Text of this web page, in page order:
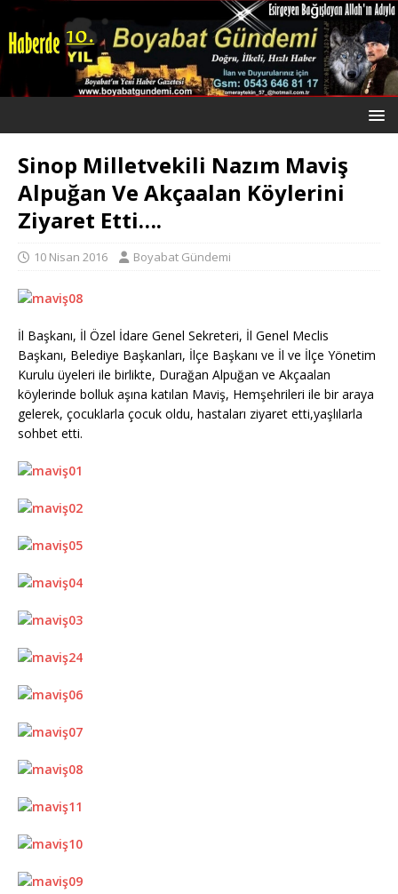
Sinop Milletvekili Nazım Maviş
Alpuğan Ve Akçaalan Köylerini
Ziyaret Etti….
10 Nisan 2016 Boyabat Gündemi
İl Başkanı, İl Özel İdare Genel Sekreteri, İl Genel Meclis
Başkanı, Belediye Başkanları, İlçe Başkanı ve İl ve İlçe Yönetim
Kurulu üyeleri ile birlikte, Durağan Alpuğan ve Akçaalan
köylerinde bolluk aşına katılan Maviş, Hemşehrileri ile bir araya
gelerek, çocuklarla çocuk oldu, hastaları ziyaret etti,yaşlılarla
sohbet etti.